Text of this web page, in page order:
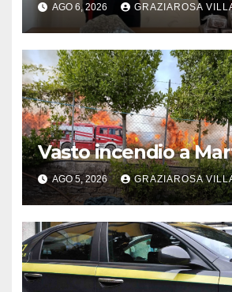
AGO 6, 2026 GRAZIAROSA
Vasto incendio a
AGO 5, 2026 GRAZIAROSA